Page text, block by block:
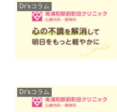
Dr'sコラム
Dr'sコラム